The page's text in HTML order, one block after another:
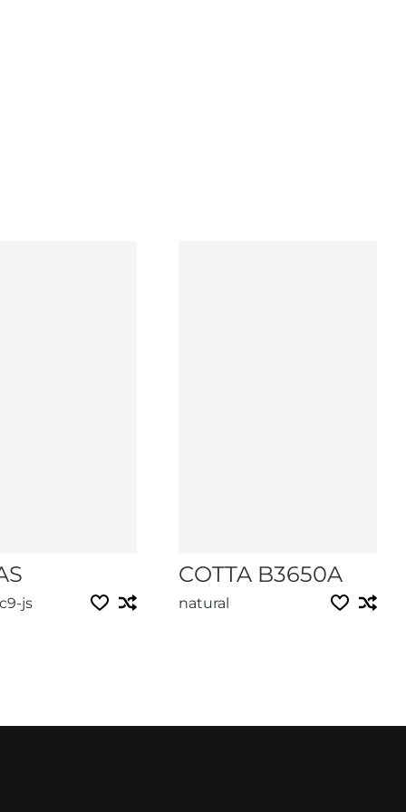
js
COTTA B3650A
natural